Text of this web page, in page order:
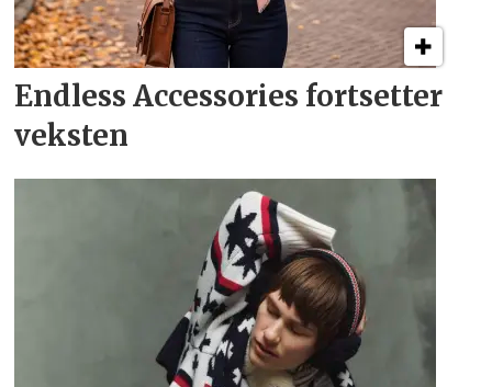
Endless Accessories fortsetter
veksten